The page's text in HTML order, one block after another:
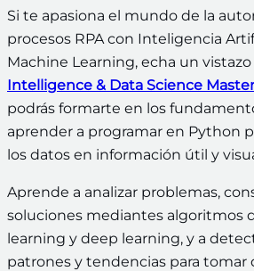
Si te apasiona el mundo de la
procesos RPA con Inteligencia
Machine Learning, echa un
Intelligence & Data Science Master
podrás formarte en los
aprender a programar en Python
los datos en información útil y
Aprende a analizar problemas,
soluciones mediantes algoritmos
learning y deep learning, y a
patrones y tendencias para tomar